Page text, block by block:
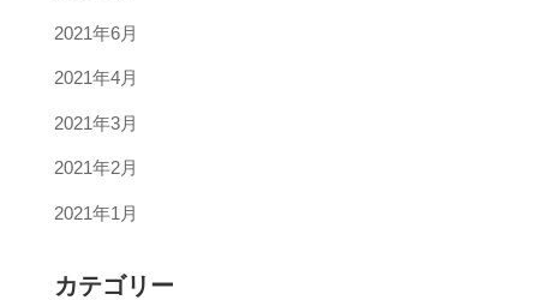
2021年6月
2021年4月
2021年3月
2021年2月
2021年1月
カテゴリー